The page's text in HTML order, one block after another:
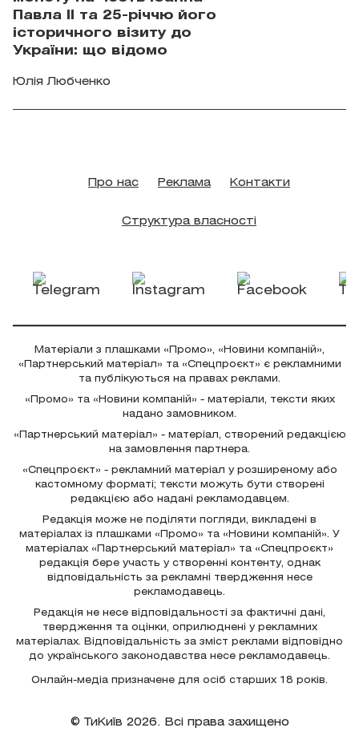
Павла II та 25-річчю його
історичного візиту до
України: що відомо
Юлія Любченко
Про нас Реклама Контакти
Структура власності
Матеріали з плашками «Промо», «Новини компаній»,
«Партнерський матеріал» та «Спецпроєкт» є рекламними
та публікуються на правах реклами.
«Промо» та «Новини компаній» - матеріали, тексти яких
надано замовником.
«Партнерський матеріал» - матеріал, створений редакцією
на замовлення партнера.
«Спецпроєкт» - рекламний матеріал у розширеному або
кастомному форматі; тексти можуть бути створені
редакцією або надані рекламодавцем.
Редакція може не поділяти погляди, викладені в
матеріалах із плашками «Промо» та «Новини компаній». У
матеріалах «Партнерський матеріал» та «Спецпроєкт»
редакція бере участь у створенні контенту, однак
відповідальність за рекламні твердження несе
рекламодавець.
Редакція не несе відповідальності за фактичні дані,
твердження та оцінки, оприлюднені у рекламних
матеріалах. Відповідальність за зміст реклами відповідно
до українського законодавства несе рекламодавець.
Онлайн-медіа призначене для осіб старших 18 років.
© ТиКиїв 2026. Всі права захищено